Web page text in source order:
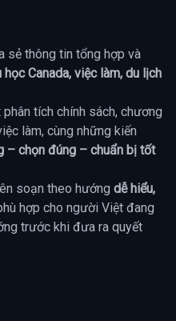
sẻ thông tin tổng hợp và
Canada, việc làm, du lịch
tích chính sách, chương
làm, cùng những kiến
– chọn đúng – chuẩn bị tốt
soạn theo hướng dễ hiểu,
hợp cho người Việt đang
trước khi đưa ra quyết